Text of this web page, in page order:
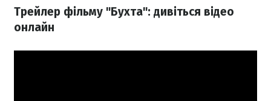
Трейлер фільму "Бухта": дивіться відео
онлайн